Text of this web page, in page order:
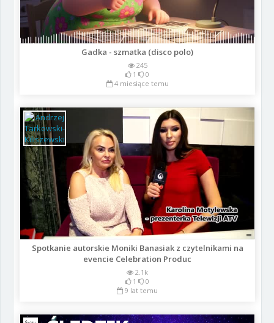
Gadka - szmatka (disco polo)
245
1
0
4 miesiące temu
Spotkanie autorskie Moniki Banasiak z czytelnikami na
evencie Celebration Produc
2.1k
1
0
9 lat temu